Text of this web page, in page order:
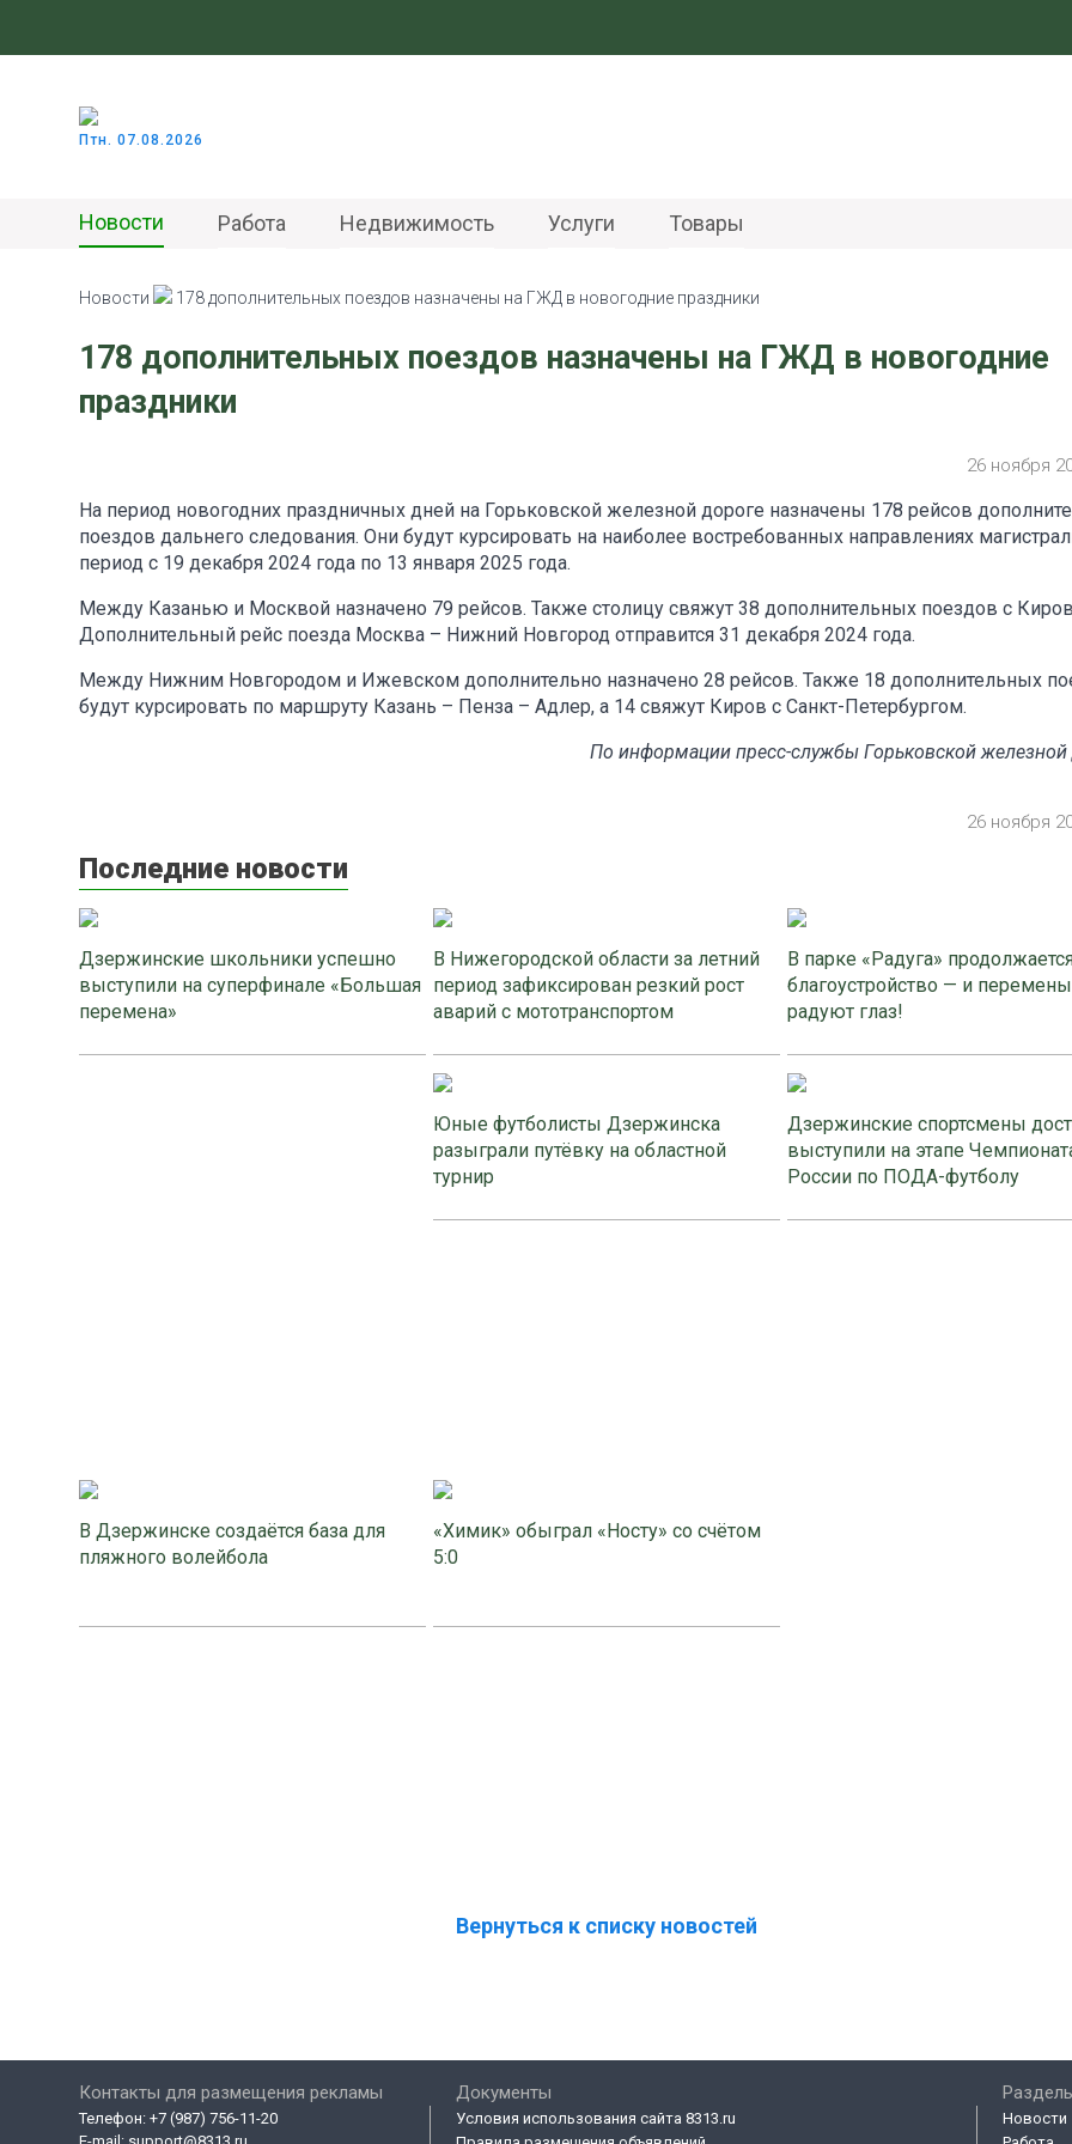
Птн. 07.08.2026
Новости Работа Недвижимость Услуги Товары
Новости 178 дополнительных поездов назначены на ГЖД в новогодние праздники
178 дополнительных поездов назначены на ГЖД в новогодние
праздники
26 ноября
На период новогодних праздничных дней на Горьковской железной дороге назначены 178 рейсов
поездов дальнего следования. Они будут курсировать на наиболее востребованных направлениях
период с 19 декабря 2024 года по 13 января 2025 года.
Между Казанью и Москвой назначено 79 рейсов. Также столицу свяжут 38 дополнительных поездов с
Дополнительный рейс поезда Москва – Нижний Новгород отправится 31 декабря 2024 года.
Между Нижним Новгородом и Ижевском дополнительно назначено 28 рейсов. Также 18 дополнительных
будут курсировать по маршруту Казань – Пенза – Адлер, а 14 свяжут Киров с Санкт-Петербургом.
По информации пресс-службы Горьковской железной
26 ноября
Последние новости
Дзержинские школьники успешно
выступили на суперфинале «Большая
перемена»
В Нижегородской области за летний
период зафиксирован резкий рост
аварий с мототранспортом
В парке «Радуга»
благоустройство — и перемены
радуют глаз!
Юные футболисты Дзержинска
разыграли путёвку на областной
турнир
Дзержинские спортсмены
выступили на этапе
России по ПОДА-футболу
В Дзержинске создаётся база для
пляжного волейбола
«Химик» обыграл «Носту» со счётом
5:0
Вернуться к списку новостей
Контакты для размещения рекламы
Телефон: +7 (987) 756-11-20
Документы
Условия использования сайта 8313.ru
Новости